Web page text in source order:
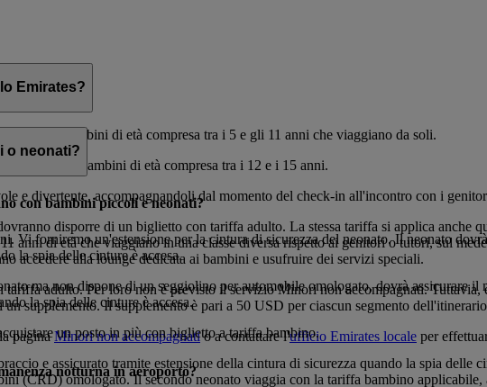
Emirates?
rivolto a bambini di età compresa tra i 5 e gli 11 anni che viaggiano da soli.
anche per bambini di età compresa tra i 12 e i 15 anni.
e divertente, accompagnandoli dal momento del check-in all'incontro con i
disporre di un biglietto con tariffa adulto. La stessa tariffa si applica anche
anni di età che viaggiano in una classe diversa rispetto ai genitori o tutori, sul
accedere alla lounge dedicata ai bambini e usufruire dei servizi speciali.
adulto. Per loro non è previsto il servizio Minori non accompagnati. Tuttavia,
supplemento. Il supplemento è pari a 50 USD per ciascun segmento
paginaMinori non accompagnatio a contattare l'ufficio Emirates locale per
notturna in aeroporto?
o neonati?
con bambini piccoli e neonati?
Vi forniremo un'estensione per la cintura di sicurezza del neonato. Il neonato
la spia delle cinture è accesa.
ma non dispone di un seggiolino per automobile omologato, dovrà assicurare il
la spia delle cinture è accesa.
un posto in più con biglietto a tariffa bambino.
e assicurato tramite estensione della cintura di sicurezza quando la spia delle
(CRD) omologato. Il secondo neonato viaggia con la tariffa bambino